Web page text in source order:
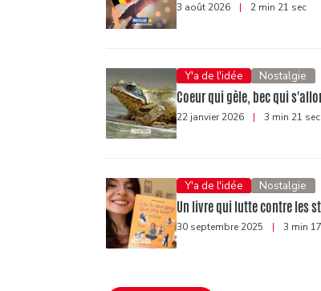
3 août 2026 | 2 min 21 sec
Y'a de l'idée Nostalgie
Coeur qui gèle, bec qui
22 janvier 2026 | 3 min 21 sec
Y'a de l'idée Nostalgie
Un livre qui lutte contre les
30 septembre 2025 | 3 min